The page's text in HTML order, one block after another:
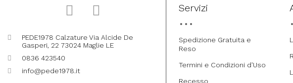
PEDE1978 Calzature Via Alcide De
Gasperi, 22 73024 Maglie LE
0836 423540
info@pede1978.it
Servizi
Spedizione Gratuita e
Reso
Termini e Condizioni d'Uso
Recesso